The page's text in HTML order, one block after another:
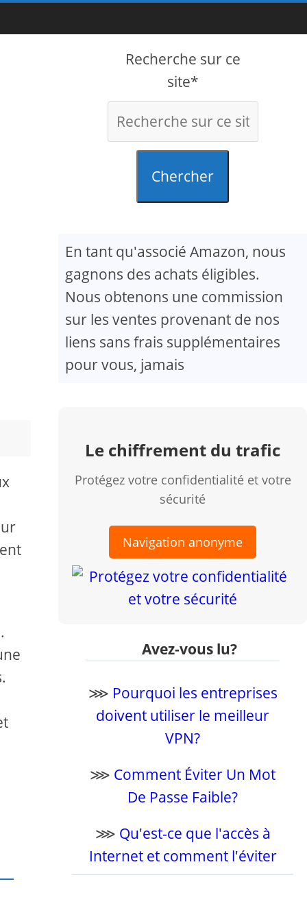
Recherche sur ce
site*
Chercher
En tant qu'associé Amazon, nous
gagnons des achats éligibles.
Nous obtenons une commission
sur les ventes provenant de nos
liens sans frais supplémentaires
pour vous, jamais
Le chiffrement du trafic
Protégez votre confidentialité et votre
sécurité
Navigation anonyme
Avez-vous lu?
⋙ Pourquoi les entreprises
doivent utiliser le meilleur
VPN?
⋙ Comment Éviter Un Mot
De Passe Faible?
⋙ Qu'est-ce que l'accès à
Internet et comment l'éviter